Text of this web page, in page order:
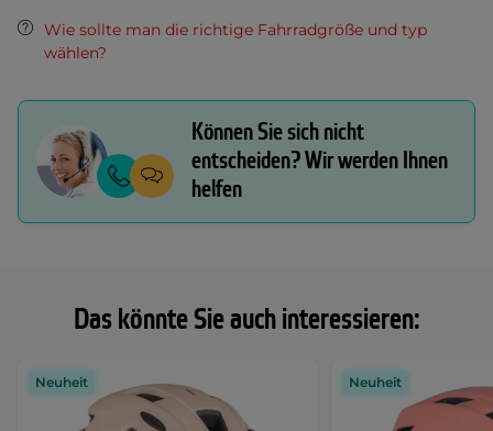
Das könnte Sie auch interessieren:
Neuheit Neuheit
Wie sollte man die richtige Fahrradgröße und typ
wählen?
Können Sie sich nicht
entscheiden? Wir werden Ihnen
helfen